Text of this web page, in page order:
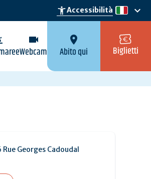
accessibility_newAccessibilità it
keyboard_arrow_down
videocam
Webcam
location_on
Abito qui Biglietti
Georges Cadoudal